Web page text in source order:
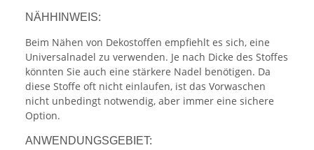
NÄHHINWEIS:
Beim Nähen von Dekostoffen empfiehlt es sich, eine
Universalnadel zu verwenden. Je nach Dicke des Stoffes
könnten Sie auch eine stärkere Nadel benötigen. Da
diese Stoffe oft nicht einlaufen, ist das Vorwaschen
nicht unbedingt notwendig, aber immer eine sichere
Option.
ANWENDUNGSGEBIET: